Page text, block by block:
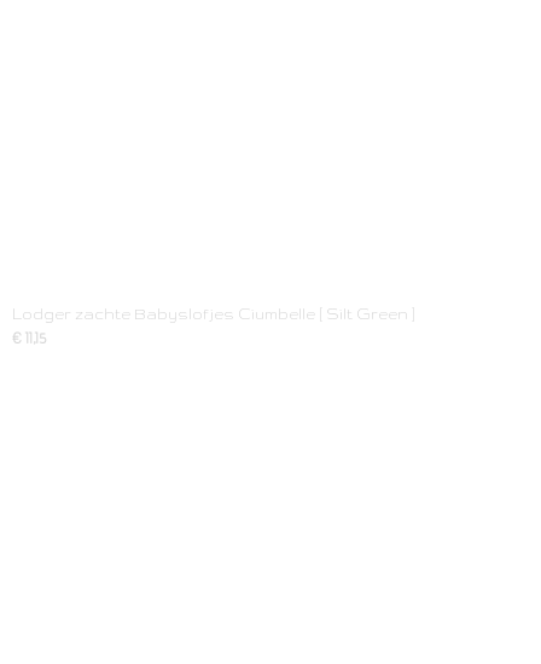
Lodger zachte Babyslofjes Ciumbelle [ Silt Green ]
€ 11,15